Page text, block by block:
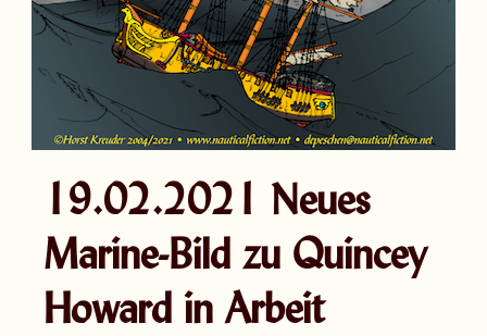
19.02.2021 Neues
Marine-Bild zu Quincey
Howard in Arbeit